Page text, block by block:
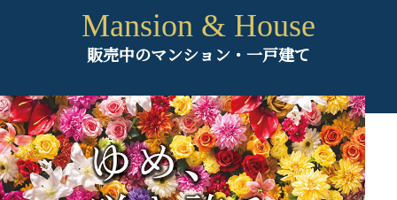
Mansion & House
販売中のマンション・一戸建て